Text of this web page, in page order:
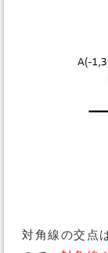
対角線の交点